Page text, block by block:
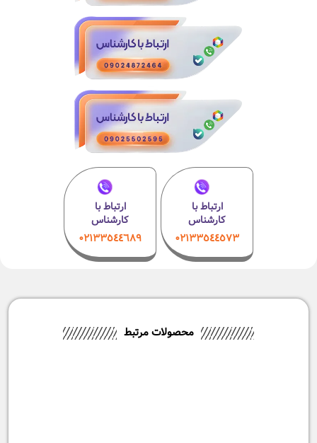
ارتباط با
کارشناس
۰٢١٣٣٥٤٤٥٧٣
ارتباط با
کارشناس
۰۲۱٣٣٥٤٤٦٨٩
محصولات مرتبط